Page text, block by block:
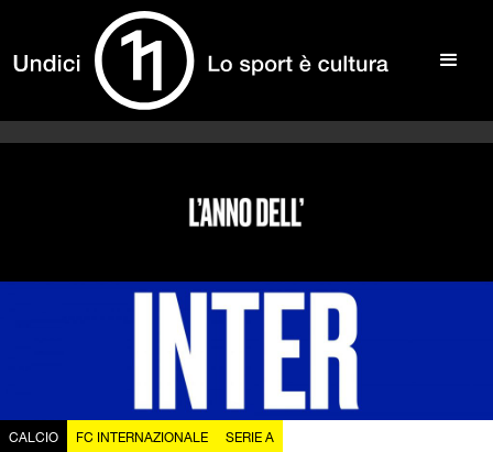
CALCIO FC INTERNAZIONALE SERIE A